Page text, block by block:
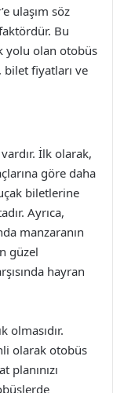
ulaşım söz
Bu
yolu olan otobüs
bilet fiyatları ve
İlk olarak,
göre daha
biletlerine
Ayrıca,
manzaranın
güzel
hayran
olmasıdır.
olarak otobüs
planınızı